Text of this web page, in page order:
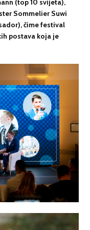
(top 10 svijeta),
Sommelier Suwi
čime festival
postava koja je